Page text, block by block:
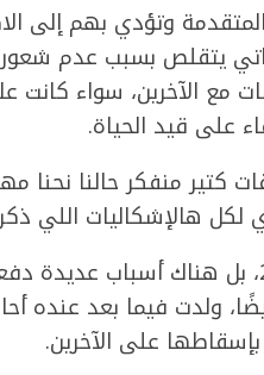
وتؤدي بهم إلى
يتقلص بسبب عدم
مع الآخرين، سواء كانت
على قيد الحياة.
كتير منفكر حالنا نحنا
هالإشكاليات اللي
وفي علم النفس، لا يمكننا أن نعتمد قاعدة 1+1=2،
ولدت فيما بعد عنده
على الآخرين.